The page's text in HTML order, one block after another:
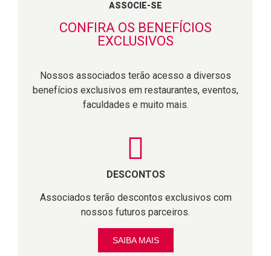
ASSOCIE-SE
CONFIRA OS BENEFÍCIOS
EXCLUSIVOS
Nossos associados terão acesso a diversos
benefícios exclusivos em restaurantes, eventos,
faculdades e muito mais.
DESCONTOS
Associados terão descontos exclusivos com
nossos futuros parceiros.
SAIBA MAIS